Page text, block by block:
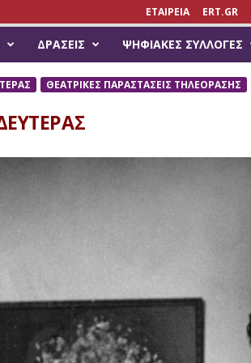
ΕΤΑΙΡΕΙΑ ERT.GR
ΔΡΆΣΕΙΣ ΨΗΦΙΑΚΈΣ ΣΥΛΛΟΓΈΣ
ΘΕΑΤΡΙΚΕΣ ΠΑΡΑΣΤΑΣΕΙΣ ΤΗΛΕΟΡΑΣΗΣ